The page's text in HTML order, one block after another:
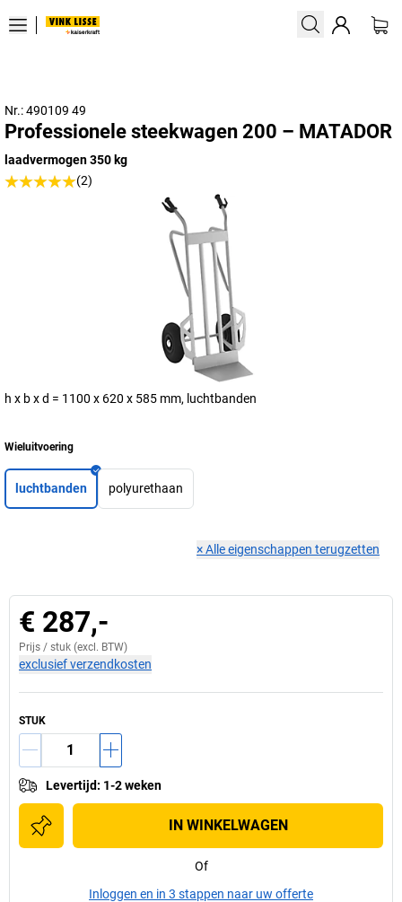
Nr.: 490109 49
Professionele steekwagen 200 – MATADOR
laadvermogen 350 kg
(2)
h x b x d = 1100 x 620 x 585 mm, luchtbanden
Wieluitvoering
luchtbanden polyurethaan
×Alle eigenschappen terugzetten
€ 287,-
Prijs / stuk (excl. BTW)
exclusief verzendkosten
STUK
Levertijd: 1-2 weken
IN WINKELWAGEN
Of
Inloggen en in 3 stappen naar uw offerte